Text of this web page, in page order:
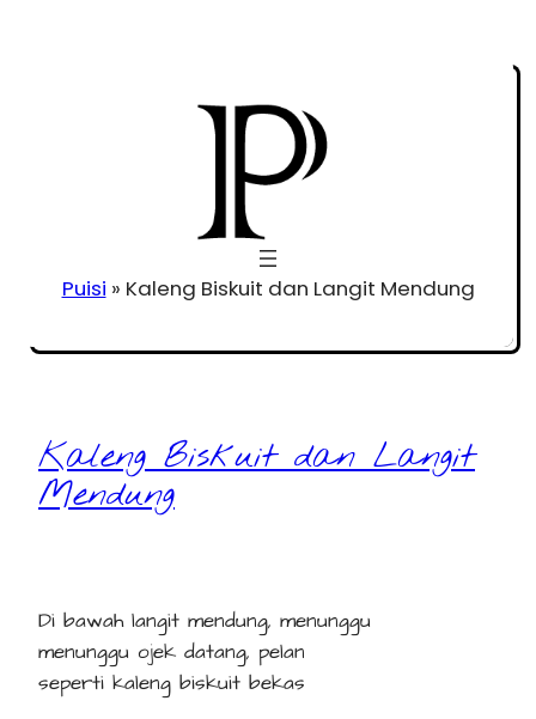
Puisi » Kaleng Biskuit dan Langit Mendung
Kaleng Biskuit dan Langit
Mendung
Di bawah langit mendung, menunggu
menunggu ojek datang, pelan
seperti kaleng biskuit bekas